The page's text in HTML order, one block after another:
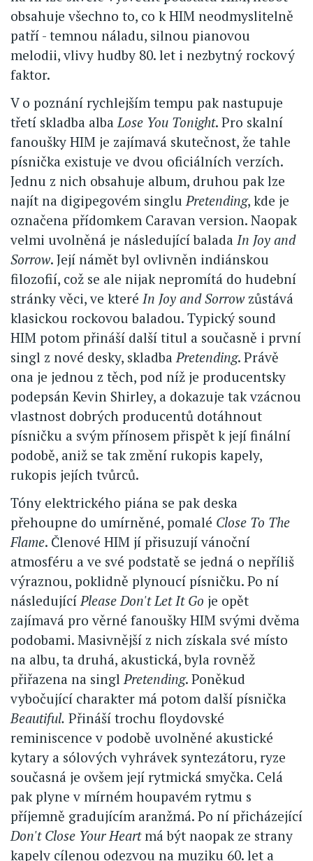
obsahuje všechno to, co k HIM neodmyslitelně
patří - temnou náladu, silnou pianovou
melodii, vlivy hudby 80. let i nezbytný rockový
faktor.
V o poznání rychlejším tempu pak nastupuje
třetí skladba alba Lose You Tonight. Pro skalní
fanoušky HIM je zajímavá skutečnost, že tahle
písnička existuje ve dvou oficiálních verzích.
Jednu z nich obsahuje album, druhou pak lze
najít na digipegovém singlu Pretending, kde je
označena přídomkem Caravan version. Naopak
velmi uvolněná je následující balada In Joy and
Sorrow. Její námět byl ovlivněn indiánskou
filozofií, což se ale nijak nepromítá do hudební
stránky věci, ve které In Joy and Sorrowzůstává
klasickou rockovou baladou. Typický sound
HIM potom přináší další titul a současně i první
singl z nové desky, skladba Pretending. Právě
ona je jednou z těch, pod níž je producentsky
podepsán Kevin Shirley, a dokazuje tak vzácnou
vlastnost dobrých producentů dotáhnout
písničku a svým přínosem přispět k její finální
podobě, aniž se tak změní rukopis kapely,
rukopis jejích tvůrců.
Tóny elektrického piána se pak deska
přehoupne do umírněné, pomalé Close To The
Flame. Členové HIM jí přisuzují vánoční
atmosféru a ve své podstatě se jedná o nepříliš
výraznou, poklidně plynoucí písničku. Po ní
následující Please Don't Let It Go je opět
zajímavá pro věrné fanoušky HIM svými dvěma
podobami. Masivnější z nich získala své místo
na albu, ta druhá, akustická, byla rovněž
přiřazena na singl Pretending. Poněkud
vybočující charakter má potom další písnička
Beautiful. Přináší trochu floydovské
reminiscence v podobě uvolněné akustické
kytary a sólových vyhrávek syntezátoru, ryze
současná je ovšem její rytmická smyčka. Celá
pak plyne v mírném houpavém rytmu s
příjemně gradujícím aranžmá. Po ní přicházející
Don't Close Your Heartmá být naopak ze strany
kapely cílenou odezvou na muziku 60. let a